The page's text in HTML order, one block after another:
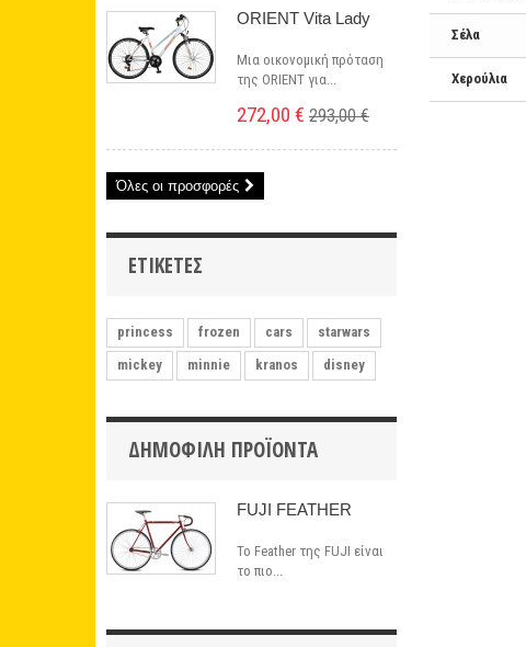
ORIENT Vita Lady
Μια οικονομική πρόταση
της ORIENT για...
272,00 € 293,00 €
Όλες οι προσφορές
ΕΤΙΚΈΤΕΣ
princess frozen cars
starwars
mickey
minnie kranos disney
ΔΗΜΟΦΙΛΉ ΠΡΟΪΌΝΤΑ
FUJI FEATHER
Το Feather της FUJI είναι
το πιο...
Σέλα
Χερούλια